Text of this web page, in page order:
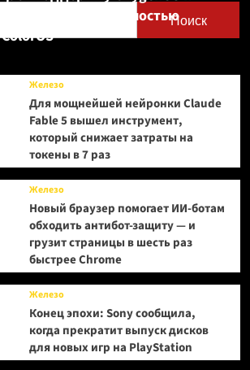
Поиск
и realme полностью
Железо
Для мощнейшей нейронки Claude
Fable 5 вышел инструмент,
который снижает затраты на
токены в 7 раз
Железо
Новый браузер помогает ИИ-ботам
обходить антибот-защиту — и
грузит страницы в шесть раз
быстрее Chrome
Железо
Конец эпохи: Sony сообщила,
когда прекратит выпуск дисков
для новых игр на PlayStation